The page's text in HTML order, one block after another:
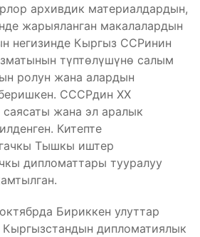
архивдик материалдардын,
жарыяланган макалалардын
негизинде Кыргыз ССРинин
түптөлүшүнө салым
ролун жана алардын
СССРдин ХХ
жана эл аралык
Китепте
Тышкы иштер
дипломаттары тууралуу
Бириккен улуттар
Кыргызстандын дипломатиялык